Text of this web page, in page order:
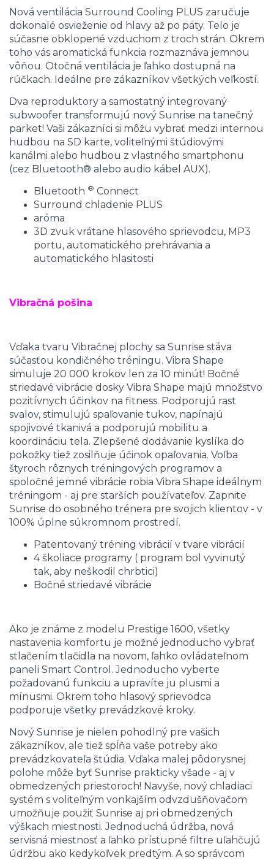
Nová ventilácia Surround Cooling PLUS zaručuje
dokonalé osvieženie od hlavy až po päty. Telo je
súčasne obklopené vzduchom z troch strán. Okrem
toho vás aromatická funkcia rozmaznáva jemnou
vôňou. Otočná ventilácia je ľahko dostupná na
rúčkach. Ideálne pre zákazníkov všetkých veľkostí.
Dva reproduktory a samostatný integrovaný
subwoofer transformujú nový Sunrise na tanečný
parket! Vaši zákazníci si môžu vybrať medzi internou
hudbou na SD karte, voliteľnými štúdiovými
kanálmi alebo hudbou z vlastného smartphonu
(cez Bluetooth® alebo audio kábel AUX).
Bluetooth ® Connect
Surround chladenie PLUS
aróma
3D zvuk vrátane hlasového sprievodcu, MP3
portu, automatického prehrávania a
automatického hlasitosti
Vibračná pošina
Vďaka tvaru Vibračnej plochy sa Sunrise stáva
súčasťou kondičného tréningu. Vibra Shape
simuluje 20 000 krokov len za 10 minút! Bočné
striedavé vibrácie dosky Vibra Shape majú množstvo
pozitívnych účinkov na fitness. Podporujú rast
svalov, stimulujú spaľovanie tukov, napínajú
spojivové tkanivá a podporujú mobilitu a
koordináciu tela. Zlepšené dodávanie kyslíka do
pokožky tiež zosilňuje účinok opaľovania. Voľba
štyroch rôznych tréningových programov a
spoločné jemné vibrácie robia Vibra Shape ideálnym
tréningom - aj pre starších používateľov. Zapnite
Sunrise do osobného trénera pre svojich klientov - v
100% úplne súkromnom prostredí.
Patentovaný tréning vibrácií v tvare vibrácií
4 školiace programy ( program bol vyvinutý
tak, aby neškodil chrbtici)
Bočné striedavé vibrácie
Ako je známe z modelu Prestige 1600, všetky
nastavenia komfortu je možné jednoducho vybrať
stlačením tlačidla na novom, ľahko ovládateľnom
paneli Smart Control. Jednoducho vyberte
požadovanú funkciu a upravíte ju plusmi a
mínusmi. Okrem toho hlasový sprievodca
podporuje všetky prevádzkové kroky.
Nový Sunrise je nielen pohodlný pre vašich
zákazníkov, ale tiež spĺňa vaše potreby ako
prevádzkovateľa štúdia. Vďaka malej pôdorysnej
polohe môže byť Sunrise prakticky všade - aj v
obmedzených priestoroch! Navyše, nový chladiaci
systém s voliteľným vonkajším odvzdušňovačom
umožňuje použiť Sunrise aj pri obmedzených
výškach miestnosti. Jednoduchá údržba, nová
servisná miestnosť a ľahko prístupné filtre uľahčujú
údržbu ako kedykoľvek predtým. A so správcom